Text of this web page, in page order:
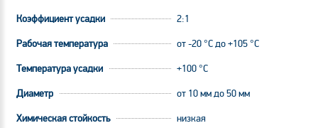
Коэффициент усадки 2:1
Рабочая температура от -20 °С до +105 °С
Температура усадки +100 °С
Диаметр от 10 мм до 50 мм
Химическая стойкость низкая